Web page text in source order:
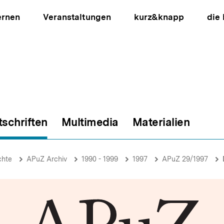
Veranstaltungen kurz&knapp die
Multimedia Materialien
APuZ Archiv 1990 - 1999 1997 APuZ 29/1997